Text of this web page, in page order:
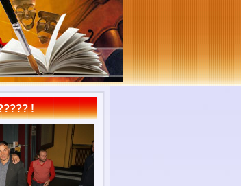
!